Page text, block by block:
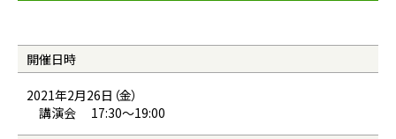
開催日時
2021年2月26日（金）
講演会 17:30〜19:00